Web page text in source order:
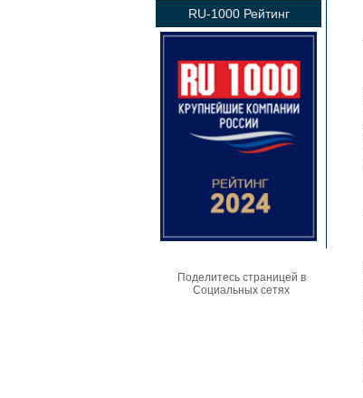
RU-1000 Рейтинг
Поделитесь страницей в
Социальных сетях